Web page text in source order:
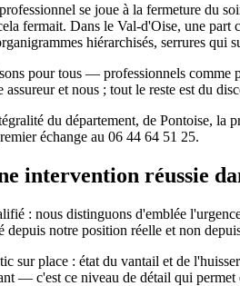
se joue à la fermeture du
fermait. Dans le Val-d'Oise, une part
hiérarchisés, serrures qui
pour tous — professionnels comme
assureur et nous ; tout le reste est du
du département, de Pontoise, la
échange au 06 44 64 51 25.
intervention réussie
: nous distinguons d'emblée
depuis notre position réelle et non
sur place : état du vantail et de
— c'est ce niveau de détail qui permet